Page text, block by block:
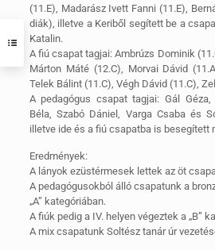
(11.E), Madarász Ivett Fanni (11.E),
diák), illetve a Keriből segített be a
Katalin.
A fiú csapat tagjai: Ambrúzs Dominik
Márton Máté (12.C), Morvai Dávid
Telek Bálint (11.C), Végh Dávid (11.C),
A pedagógus csapat tagjai: Gál Géza,
Béla, Szabó Dániel, Varga Csaba és
illetve ide és a fiú csapatba is besegített
Eredmények:
A lányok ezüstérmesek lettek az öt
A pedagógusokból álló csapatunk a
„A” kategóriában.
A fiúk pedig a IV. helyen végeztek a „B”
A mix csapatunk Soltész tanár úr